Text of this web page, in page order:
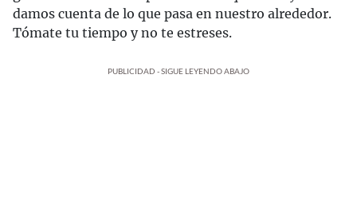
damos cuenta de lo que pasa en nuestro alrededor.
Tómate tu tiempo y no te estreses.
PUBLICIDAD - SIGUE LEYENDO ABAJO